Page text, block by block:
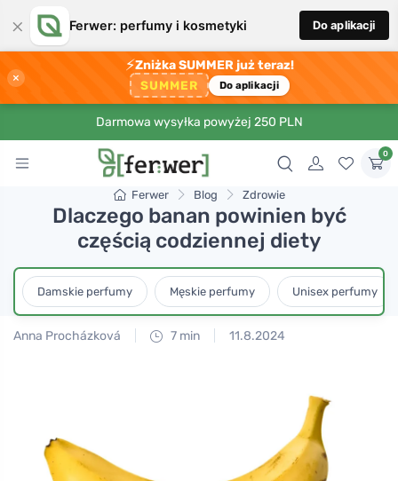
× Ferwer: perfumy i kosmetyki Do aplikacji
×
⚡Zniżka SUMMER już teraz!
SUMMER Do aplikacji
Darmowa wysyłka powyżej 250 PLN
0
Ferwer Blog Zdrowie
Dlaczego banan powinien być
częścią codziennej diety
Damskie perfumy Męskie perfumy Unisex perfumy
Anna Procházková 7 min 11.8.2024